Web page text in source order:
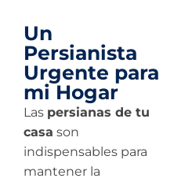
Un
Persianista
Urgente para
mi Hogar
Las persianas de tu
casa son
indispensables para
mantener la